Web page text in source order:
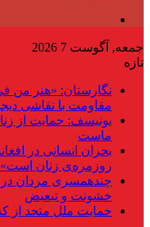
جمعه, آگوست 7 2026
تازه
نگارستان: «هنر من
مقاومت با نقاشی
یونیسف: حمایت از
ماست
بحران انسانی در
روزمره‌ی زنان است»
چندهمسری مردان در
خشونت و تبعیض
حمایت ملل متحد از